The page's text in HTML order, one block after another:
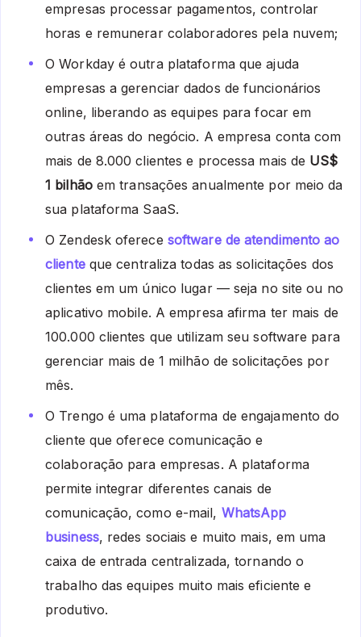
empresas processar pagamentos, controlar
horas e remunerar colaboradores pela nuvem;
O Workday é outra plataforma que ajuda
empresas a gerenciar dados de funcionários
online, liberando as equipes para focar em
outras áreas do negócio. A empresa conta com
mais de 8.000 clientes e processa mais de US$
1 bilhãoem transações anualmente por meio da
sua plataforma SaaS.
O Zendesk oferece software de atendimento ao
clienteque centraliza todas as solicitações dos
clientes em um único lugar — seja no site ou no
aplicativo mobile. A empresa afirma ter mais de
100.000 clientes que utilizam seu software para
gerenciar mais de 1 milhão de solicitações por
mês.
O Trengo é uma plataforma de engajamento do
cliente que oferece comunicação e
colaboração para empresas. A plataforma
permite integrar diferentes canais de
comunicação, como e-mail, WhatsApp
business, redes sociais e muito mais, em uma
caixa de entrada centralizada, tornando o
trabalho das equipes muito mais eficiente e
produtivo.